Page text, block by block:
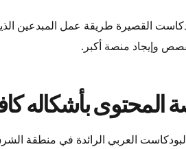
القصيرة طريقة عمل المبدعين
وإيجاد منصة أكبر.
المحتوى بأشكاله
العربي الرائدة في منطقة